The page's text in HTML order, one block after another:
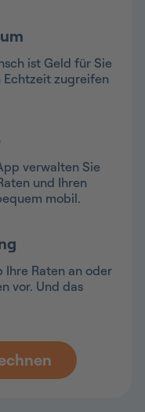
ist Geld für Sie
Echtzeit zugreifen
verwalten Sie
und Ihren
mobil.
Ihre Raten an oder
vor. Und das